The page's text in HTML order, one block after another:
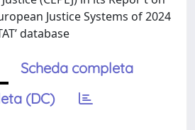
Justice Systems of 2024
database
Scheda completa
(DC)